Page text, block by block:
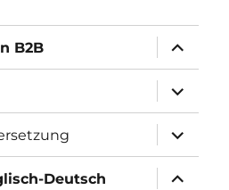
B2B
öffnen
öffnen
öffnen
Deutsch